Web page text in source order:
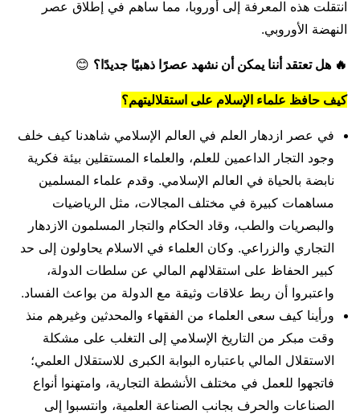
انتقلت هذه المعرفة إلى أوروبا، مما ساهم في إطلاق عصر
النهضة الأوروبي.
🔥 هل تعتقد أننا يمكن أن نشهد عصرًا ذهبيًا جديدًا؟ 😊
كيف حافظ علماء الإسلام على استقلاليتهم؟
في عصر ازدهار العلم في العالم الإسلامي شاهدنا كيف خلف
وجود التجار الداعمين للعلم، والعلماء المستقلين بيئة فكرية
نابضة بالحياة في العالم الإسلامي. وقدم علماء المسلمين
مساهمات كبيرة في مختلف المجالات، مثل الرياضيات
والبصريات والطب، وقاد الحكام والتجار المسلمون الازدهار
التجاري والزراعي. وكان العلماء في الاسلام يحاولون إلى حد
كبير الحفاظ على استقلالهم المالي عن سلطات الدولة،
واعتبروا أن ربط علاقات وثيقة مع الدولة من بواعث الفساد.
ورأينا كيف سعى العلماء من الفقهاء والمحدثين وغيرهم منذ
وقت مبكر من التاريخ الإسلامي إلى التغلب على مشكلة
الاستقلال المالي باعتباره البوابة الكبرى للاستقلال العلمي؛
فاتجهوا للعمل في مختلف الأنشطة التجارية، وامتهنوا أنواع
الصناعات والحرف بجانب الصناعة العلمية، وانتسبوا إلى